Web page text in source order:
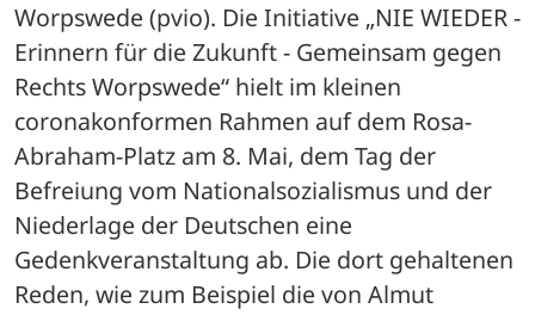
Worpswede (pvio). Die Initiative „NIE WIEDER -
Erinnern für die Zukunft - Gemeinsam gegen
Rechts Worpswede“ hielt im kleinen
coronakonformen Rahmen auf dem Rosa-
Abraham-Platz am 8. Mai, dem Tag der
Befreiung vom Nationalsozialismus und der
Niederlage der Deutschen eine
Gedenkveranstaltung ab. Die dort gehaltenen
Reden, wie zum Beispiel die von Almut